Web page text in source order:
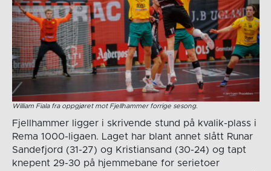
William Fiala fra oppgjøret mot Fjellhammer forrige sesong.
Fjellhammer ligger i skrivende stund på kvalik-plass i
Rema 1000-ligaen. Laget har blant annet slått Runar
Sandefjord (31-27) og Kristiansand (30-24) og tapt
knepent 29-30 på hjemmebane for serietoer